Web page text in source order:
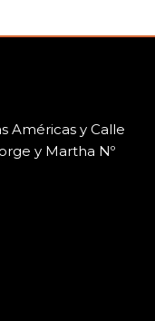
Américas y Calle
y Martha Nº